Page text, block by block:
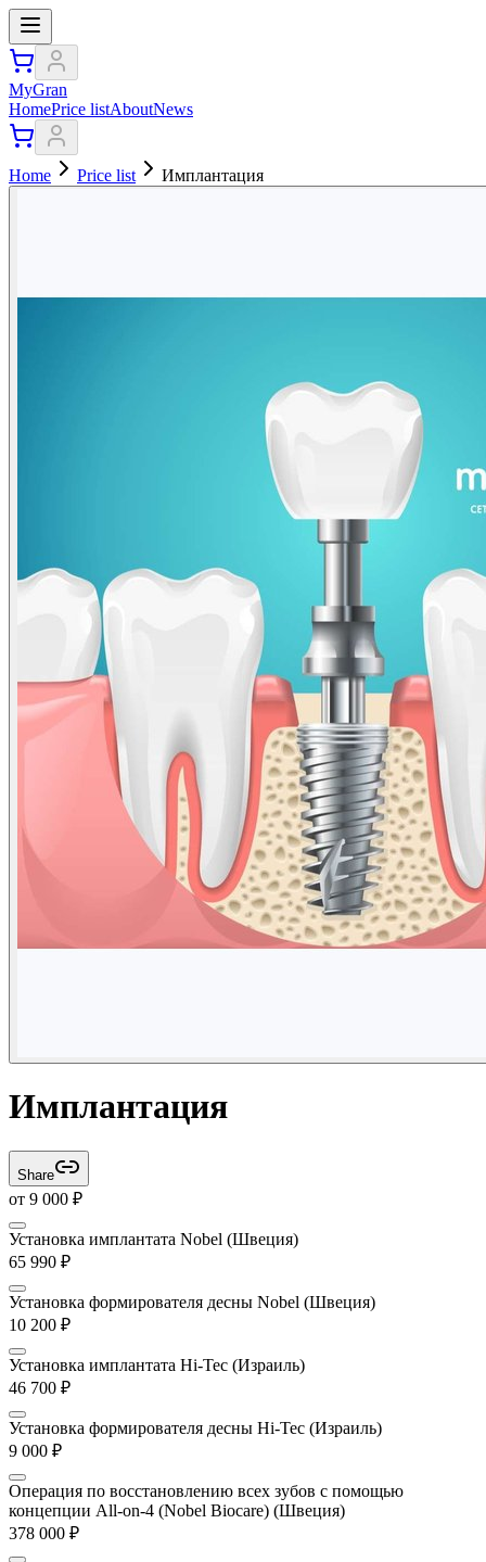
MyGran
HomePrice listAboutNews
Home Price list Имплантация
Имплантация
Share
от 9 000 ₽
Установка имплантата Nobel (Швеция)
65 990 ₽
Установка формирователя десны Nobel (Швеция)
10 200 ₽
Установка имплантата Hi-Tec (Израиль)
46 700 ₽
Установка формирователя десны Hi-Tec (Израиль)
9 000 ₽
Операция по восстановлению всех зубов с помощью
концепции All-on-4 (Nobel Biocare) (Швеция)
378 000 ₽